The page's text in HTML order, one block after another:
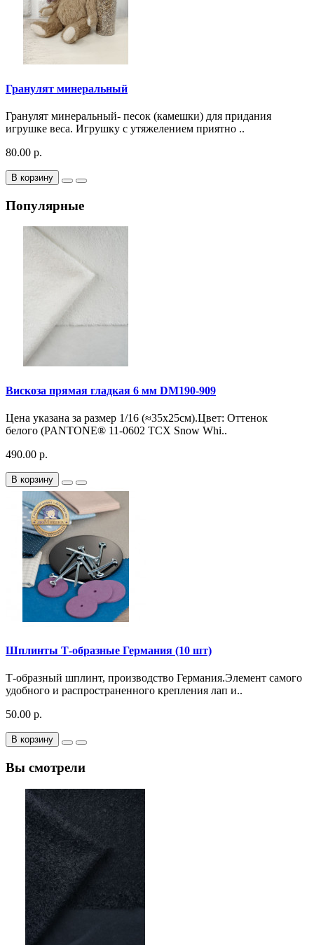
Гранулят минеральный
Гранулят минеральный- песок (камешки) для придания
игрушке веса. Игрушку с утяжелением приятно ..
80.00 р.
В корзину
Популярные
Вискоза прямая гладкая 6 мм DM190-909
Цена указана за размер 1/16 (≈35х25см).Цвет: Оттенок
белого (PANTONE® 11-0602 TCX Snow Whi..
490.00 р.
В корзину
Шплинты Т-образные Германия (10 шт)
Т-образный шплинт, производство Германия.Элемент самого
удобного и распространенного крепления лап и..
50.00 р.
В корзину
Вы смотрели